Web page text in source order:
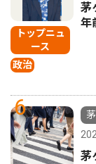
トップニュ
ース
政治
茅
年
6
茅